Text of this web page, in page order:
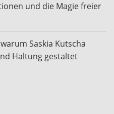
und die Magie freier
Saskia Kutscha
Haltung gestaltet